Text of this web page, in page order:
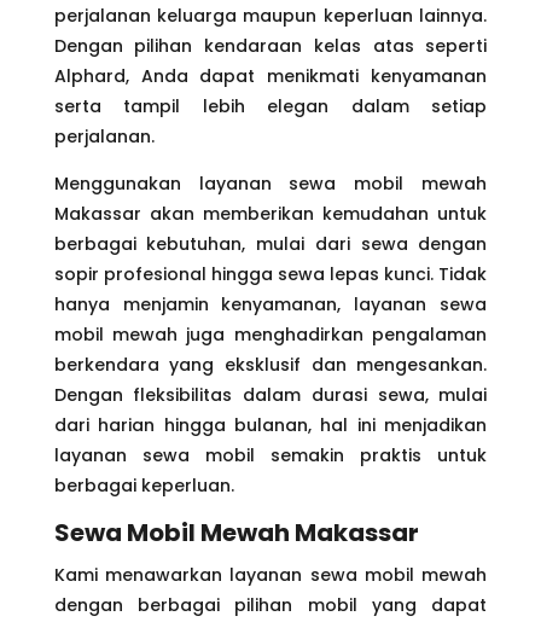
perjalanan keluarga maupun keperluan lainnya.
Dengan pilihan kendaraan kelas atas seperti
Alphard, Anda dapat menikmati kenyamanan
serta tampil lebih elegan dalam setiap
perjalanan.
Menggunakan layanan sewa mobil mewah
Makassar akan memberikan kemudahan untuk
berbagai kebutuhan, mulai dari sewa dengan
sopir profesional hingga sewa lepas kunci. Tidak
hanya menjamin kenyamanan, layanan sewa
mobil mewah juga menghadirkan pengalaman
berkendara yang eksklusif dan mengesankan.
Dengan fleksibilitas dalam durasi sewa, mulai
dari harian hingga bulanan, hal ini menjadikan
layanan sewa mobil semakin praktis untuk
berbagai keperluan.
Sewa Mobil Mewah Makassar
Kami menawarkan layanan sewa mobil mewah
dengan berbagai pilihan mobil yang dapat